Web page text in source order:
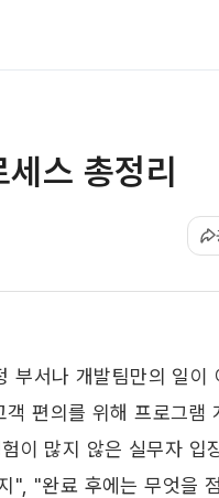
스 총정리
부서나 개발팀만의 일이
편의를 위해 프로그램
이 많지 않은 실무자 입
", "완료 후에는 무엇을